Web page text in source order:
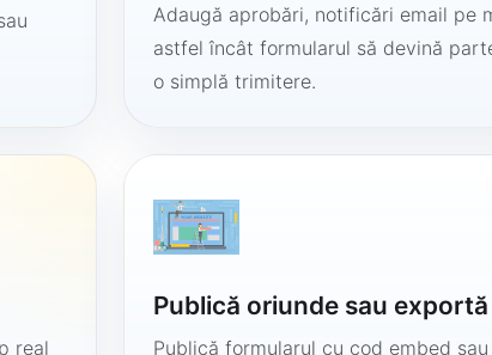
Adaugă aprobări, notificări email pe
astfel încât formularul să devină
o simplă trimitere.
real
Publică oriunde sau exportă
Publică formularul cu cod embed